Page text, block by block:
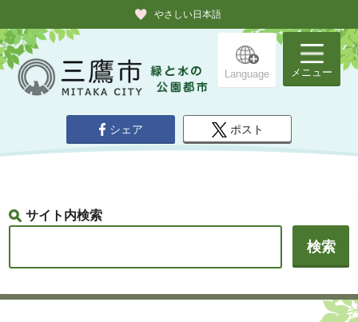
やさしい日本語
Language メニュー
シェア ポスト
サイト内検索